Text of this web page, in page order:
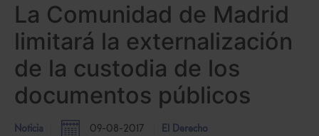
La Comunidad de Madrid
limitará la externalización
de la custodia de los
documentos públicos
Noticia 09-08-2017 El Derecho